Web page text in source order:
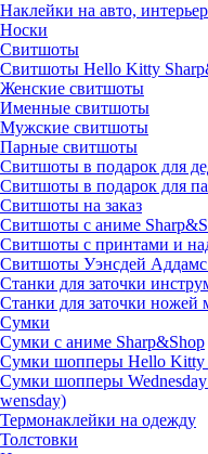
Наклейки на авто,
Носки
Свитшоты
Cвитшоты Hello Kitty
Женские свитшоты
Именные свитшоты
Мужские свитшоты
Парные свитшоты
Свитшоты в подарок для
Свитшоты в подарок для
Свитшоты на заказ
Свитшоты с аниме
Свитшоты с принтами и
Свитшоты Уэнсдей Аддамс
Станки для заточки
Станки для заточки
Сумки
Сумки с аниме Sharp&Shop
Сумки шопперы Hello Kitty
Сумки шопперы
wensday)
Термонаклейки на одежду
Толстовки